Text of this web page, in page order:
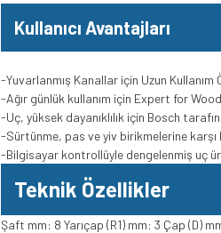
Kullanıcı Avantajları
-Yuvarlanmış Kanallar için Uzun
-Ağır günlük kullanım için Expert for
-Uç, yüksek dayanıklılık için Bosch
-Sürtünme, pas ve yiv birikmelerine
-Bilgisayar kontrollüyle dengelenmiş uç
Teknik Özellikler
Şaft mm: 8 Yarıçap (R1) mm: 3 Çap (D)